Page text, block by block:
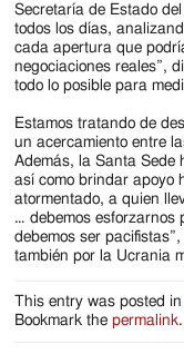
Secretaría de Estado
todos los días,
cada apertura que
negociaciones reales”,
todo lo posible para
Estamos tratando de
un acercamiento entre
Además, la Santa Sede
así como brindar apoyo
atormentado, a quien
… debemos esforzarnos
debemos ser
también por la Ucrania
This entry was posted
Bookmark thepermalink.